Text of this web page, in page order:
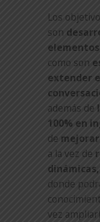
Los
son
como son
extender
además de
100% en
de
a la vez de
donde
vez